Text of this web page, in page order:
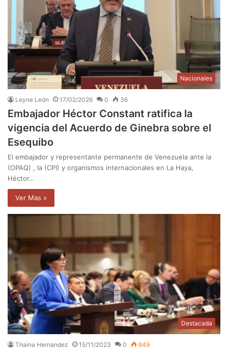
Nacionales
Leyne León 17/02/2026 0 36
Embajador Héctor Constant ratifica la
vigencia del Acuerdo de Ginebra sobre el
Esequibo
El embajador y representante permanente de Venezuela ante la
(OPAQ) , la (CPI) y organismos internacionales en La Haya,
Héctor…
Ver Mas »
Destacada
Thaina Hernandez 15/11/2023 0 649